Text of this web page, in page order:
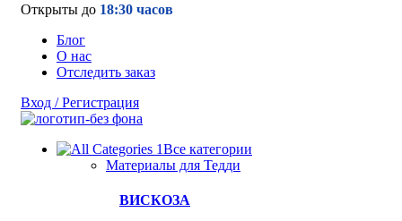
Открыты до 18:30 часов
Блог
О нас
Отследить заказ
Вход / Регистрация
Все категории
Материалы для Тедди
ВИСКОЗА